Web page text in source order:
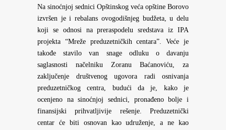
Na sinoćnjoj sednici Opštinskog veća opštine Borovo
izvršen je i rebalans ovogodišnjeg budžeta, u delu
koji se odnosi na preraspodelu sredstava iz IPA
projekta “Mreže preduzetničkih centara”. Veće je
takođe stavilo van snage odluku o davanju
saglasnosti načelniku Zoranu Baćanoviću, za
zaključenje društvenog ugovora radi osnivanja
preduzetničkog centra, budući da je, kako je
ocenjeno na sinoćnjoj sednici, pronađeno bolje i
finansijski prihvatljivije rešenje. Preduzetnički
centar će biti osnovan kao udruženje, a ne kao